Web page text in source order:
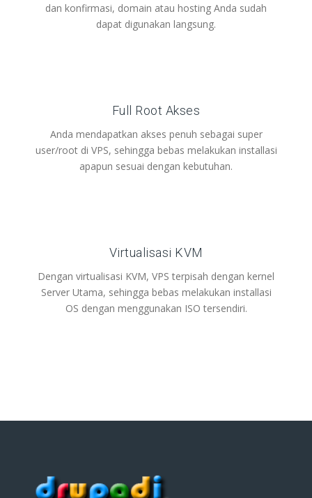
dan konfirmasi, domain atau hosting Anda sudah
dapat digunakan langsung.
Full Root Akses
Anda mendapatkan akses penuh sebagai super
user/root di VPS, sehingga bebas melakukan installasi
apapun sesuai dengan kebutuhan.
Virtualisasi KVM
Dengan virtualisasi KVM, VPS terpisah dengan kernel
Server Utama, sehingga bebas melakukan installasi
OS dengan menggunakan ISO tersendiri.